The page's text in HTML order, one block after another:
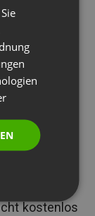
Sie
Sie Ihren
in
Webinaren
simpel –
kostenlos
SPANISH
ITALIAN